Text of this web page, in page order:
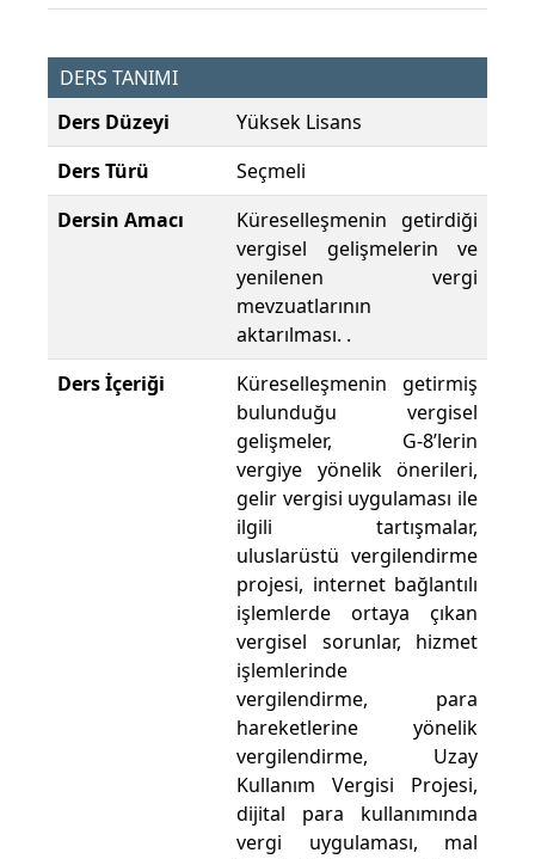
DERS TANIMI
Ders Düzeyi
Yüksek Lisans
Ders Türü
Seçmeli
Dersin Amacı
Küreselleşmenin getirdiği
vergisel gelişmelerin ve
yenilenen vergi
mevzuatlarının
aktarılması. .
Ders İçeriği
Küreselleşmenin getirmiş
bulunduğu vergisel
gelişmeler, G-8’lerin
vergiye yönelik önerileri,
gelir vergisi uygulaması ile
ilgili tartışmalar,
uluslarüstü vergilendirme
projesi, internet bağlantılı
işlemlerde ortaya çıkan
vergisel sorunlar, hizmet
işlemlerinde
vergilendirme, para
hareketlerine yönelik
vergilendirme, Uzay
Kullanım Vergisi Projesi,
dijital para kullanımında
vergi uygulaması, mal